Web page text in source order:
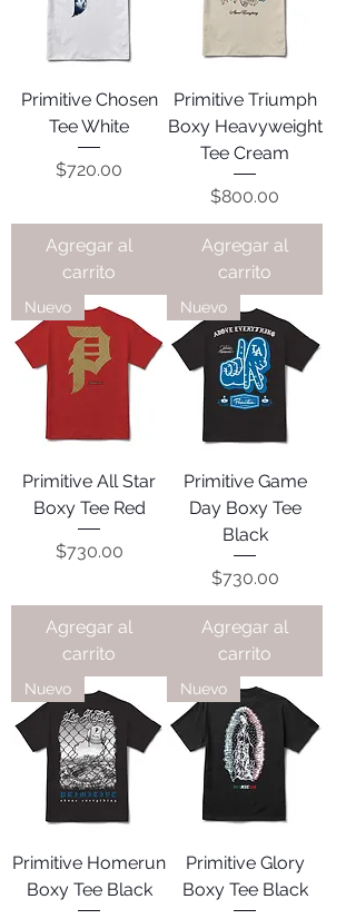
Primitive Chosen
Tee White
Precio
$720.00
Agregar al
carrito
Primitive Triumph
Boxy Heavyweight
Tee Cream
Precio
$800.00
Agregar al
carrito
Nuevo
Primitive All Star
Boxy Tee Red
Precio
$730.00
Agregar al
carrito
Nuevo
Primitive Game
Day Boxy Tee
Black
Precio
$730.00
Agregar al
carrito
Nuevo
Primitive Homerun
Boxy Tee Black
Nuevo
Primitive Glory
Boxy Tee Black